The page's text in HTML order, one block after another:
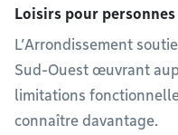
Loisirs pour
L’Arrondissement
Sud-Ouest œuvrant
limitations
connaître davantage.